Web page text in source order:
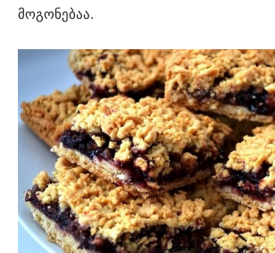
მოგონებაა.